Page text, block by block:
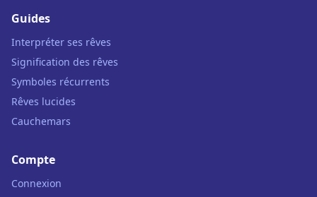
Guides
Interpréter ses rêves
Signification des rêves
Symboles récurrents
Rêves lucides
Cauchemars
Compte
Connexion